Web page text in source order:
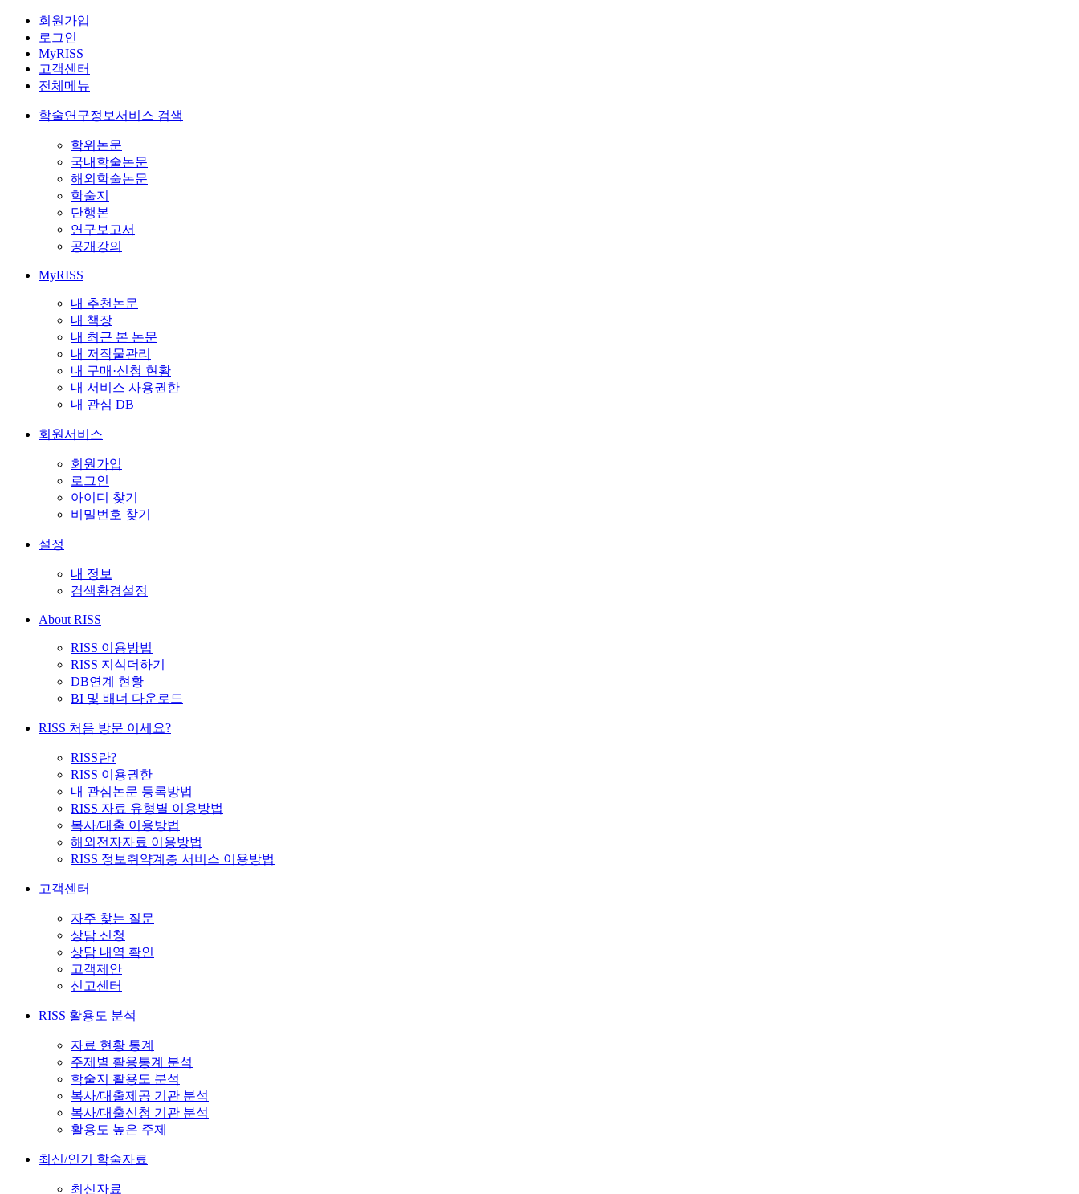
회원가입
로그인
MyRISS
고객센터
전체메뉴
학술연구정보서비스 검색
학위논문
국내학술논문
해외학술논문
학술지
단행본
연구보고서
공개강의
MyRISS
내 추천논문
내 책장
내 최근 본 논문
내 저작물관리
내 구매·신청 현황
내 서비스 사용권한
내 관심 DB
회원서비스
회원가입
로그인
아이디 찾기
비밀번호 찾기
설정
내 정보
검색환경설정
About RISS
RISS 이용방법
RISS 지식더하기
DB연계 현황
BI 및 배너 다운로드
RISS 처음 방문 이세요?
RISS란?
RISS 이용권한
내 관심논문 등록방법
RISS 자료 유형별 이용방법
복사/대출 이용방법
해외전자자료 이용방법
RISS 정보취약계층 서비스 이용방법
고객센터
자주 찾는 질문
상담 신청
상담 내역 확인
고객제안
신고센터
RISS 활용도 분석
자료 현황 통계
주제별 활용통계 분석
학술지 활용도 분석
복사/대출제공 기관 분석
복사/대출신청 기관 분석
활용도 높은 주제
최신/인기 학술자료
최신자료